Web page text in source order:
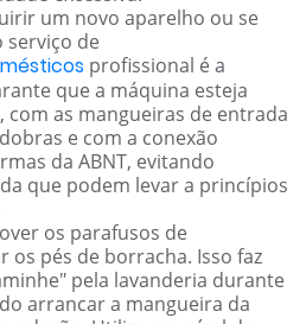
um novo aparelho ou se
serviço de
profissional é a
que a máquina esteja
as mangueiras de entrada
e com a conexão
da ABNT, evitando
que podem levar a princípios
os parafusos de
pés de borracha. Isso faz
pela lavanderia durante
arrancar a mangueira da